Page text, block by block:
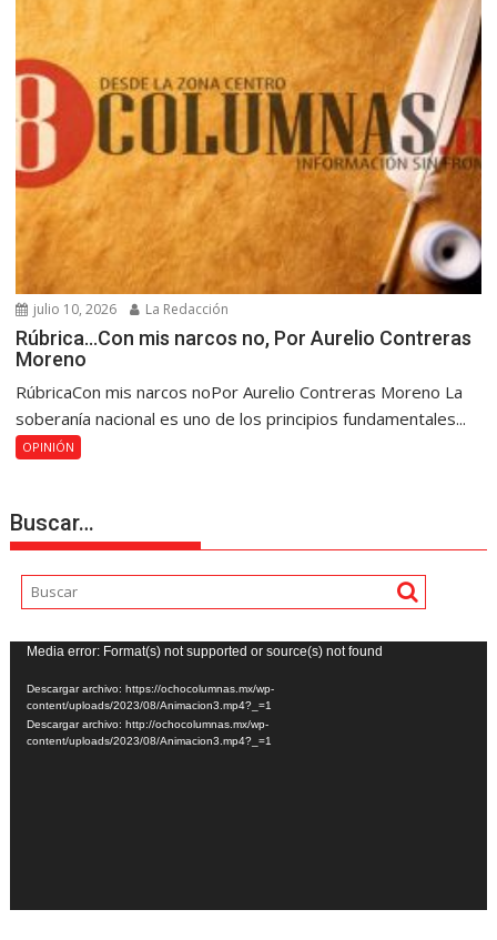
julio 10, 2026 La Redacción
Rúbrica…Con mis narcos no, Por Aurelio Contreras
Moreno
RúbricaCon mis narcos noPor Aurelio Contreras Moreno La
soberanía nacional es uno de los principios fundamentales...
OPINIÓN
Buscar…
Reproductor
de
vídeo
Media error: Format(s) not supported or source(s) not found
Descargar archivo: https://ochocolumnas.mx/wp-
content/uploads/2023/08/Animacion3.mp4?_=1
Descargar archivo: http://ochocolumnas.mx/wp-
content/uploads/2023/08/Animacion3.mp4?_=1